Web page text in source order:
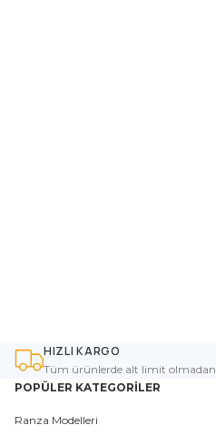
HIZLI KARGO
Tüm ürünlerde alt limit olmadan.
POPÜLER KATEGORİLER
Ranza Modelleri